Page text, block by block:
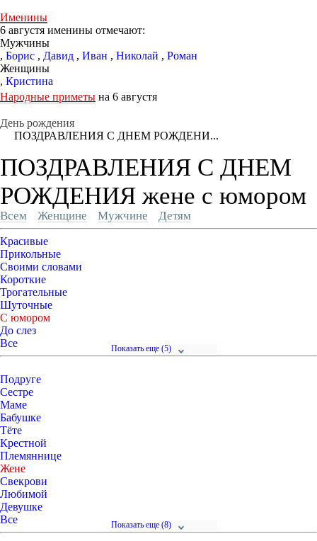
Именины
6 августя именины отмечают:
Мужчины
, Борис , Давид , Иван , Николай , Роман
Женщины
, Кристина
Народные приметы на 6 августя
День рождения
ПОЗДРАВЛЕНИЯ С ДНЕМ РОЖДЕНИ...
ПОЗДРАВЛЕНИЯ С ДНЕМ
РОЖДЕНИЯ жене с юмором
Всем Женщине Мужчине Детям
Красивые
Прикольные
Своими словами
Короткие
Трогательные
Шуточные
С юмором
До слез
Все
Показатьеще (5)
Подруге
Сестре
Маме
Бабушке
Тёте
Крестной
Племяннице
Жене
Свекрови
Любимой
Девушке
Все
Показатьеще (8)